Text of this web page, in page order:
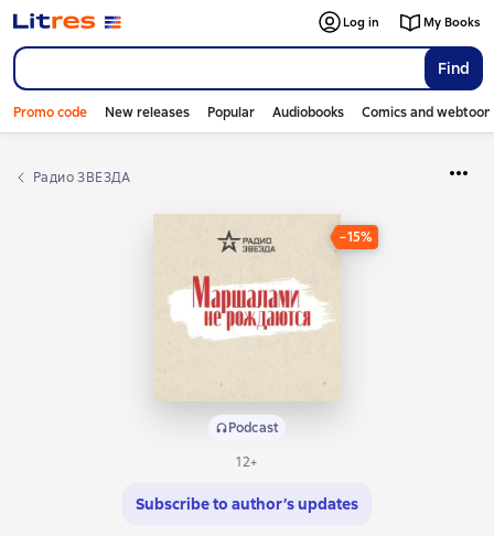
Find
Log in My Books
Promo code New releases Popular Audiobooks Comics and
Радио ЗВЕЗДА
−15%
Podcast
12+
Subscribe to author’s updates